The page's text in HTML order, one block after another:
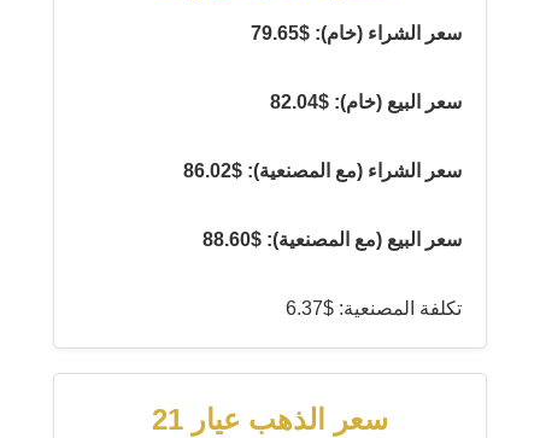
سعر الشراء (خام): $79.65
سعر البيع (خام): $82.04
سعر الشراء (مع المصنعية): $86.02
سعر البيع (مع المصنعية): $88.60
تكلفة المصنعية: $6.37
سعر الذهب عيار 21